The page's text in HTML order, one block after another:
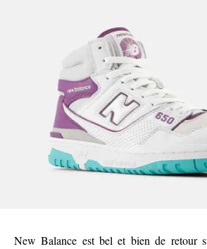
New Balance est bel et bien de retour